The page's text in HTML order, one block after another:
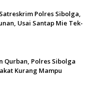
Polres Sibolga,
Usai Santap Mie Tek-
Qurban, Polres Sibolga
Kurang Mampu